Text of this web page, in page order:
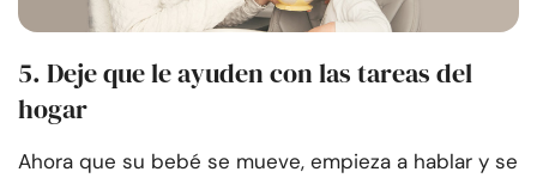
5. Deje que le ayuden con las tareas del
hogar
Ahora que su bebé se mueve, empieza a hablar y se